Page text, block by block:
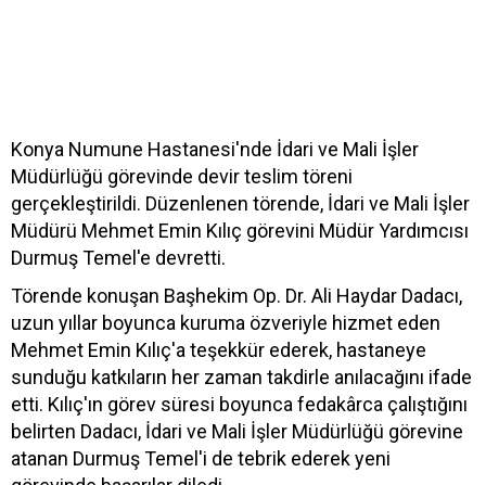
Konya Numune Hastanesi'nde İdari ve Mali İşler
Müdürlüğü görevinde devir teslim töreni
gerçekleştirildi. Düzenlenen törende, İdari ve Mali İşler
Müdürü Mehmet Emin Kılıç görevini Müdür Yardımcısı
Durmuş Temel'e devretti.
Törende konuşan Başhekim Op. Dr. Ali Haydar Dadacı,
uzun yıllar boyunca kuruma özveriyle hizmet eden
Mehmet Emin Kılıç'a teşekkür ederek, hastaneye
sunduğu katkıların her zaman takdirle anılacağını ifade
etti. Kılıç'ın görev süresi boyunca fedakârca çalıştığını
belirten Dadacı, İdari ve Mali İşler Müdürlüğü görevine
atanan Durmuş Temel'i de tebrik ederek yeni